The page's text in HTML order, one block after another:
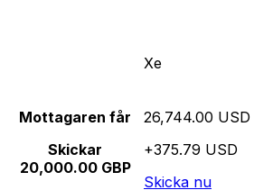
Xe
Mottagaren får
Skickar
20,000.00 GBP
26,744.00 USD
+375.79 USD
Skicka nu